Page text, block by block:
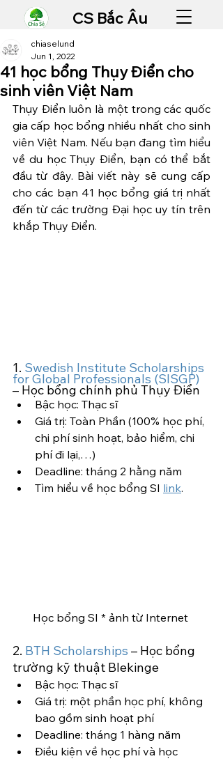
CS Bắc Âu
41 học bổng Thụy Điển cho
sinh viên Việt Nam
chiaselund
Jun 1, 2022
Thụy Điển luôn là một trong các quốc
gia cấp học bổng nhiều nhất cho sinh
viên Việt Nam. Nếu bạn đang tìm hiểu
về du học Thụy Điển, bạn có thể bắt
đầu từ đây. Bài viết này sẽ cung cấp
cho các bạn 41 học bổng giá trị nhất
đến từ các trường Đại học uy tín trên
khắp Thụy Điển.
1. Swedish Institute Scholarships
for Global Professionals (SISGP)
– Học bổng chính phủ Thụy Điển
Bậc học: Thạc sĩ
Giá trị: Toàn Phần (100% học phí,
chi phí sinh hoạt, bảo hiểm, chi
phí đi lại,…)
Deadline: tháng 2 hằng năm
Tìm hiểu về học bổng SI link.
Học bổng SI * ảnh từ Internet
2. BTH Scholarships – Học bổng
trường kỹ thuật Blekinge
Bậc học: Thạc sĩ
Giá trị: một phần học phí, không
bao gồm sinh hoạt phí
Deadline: tháng 1 hàng năm
Điều kiện về học phí và học